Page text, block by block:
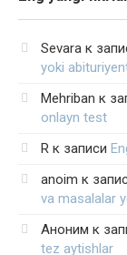
Sevara к
yoki
Mehriban к
onlayn test
R к записи
anoim к
va masalalar
Аноним к
tez aytishlar